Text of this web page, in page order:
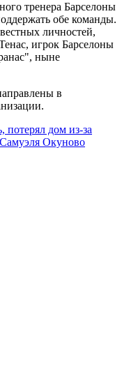
тренера Барселоны
обе команды.
личностей,
игрок Барселоны
ныне
в
потерял дом из-за
Окуново